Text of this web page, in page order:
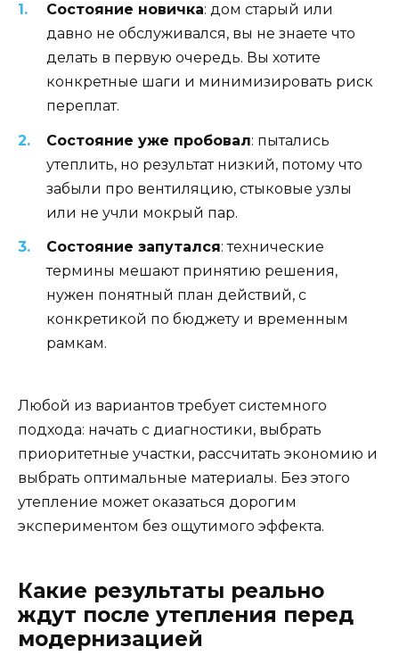
Состояние новичка: дом старый или
давно не обслуживался, вы не знаете что
делать в первую очередь. Вы хотите
конкретные шаги и минимизировать риск
переплат.
Состояние уже пробовал: пытались
утеплить, но результат низкий, потому что
забыли про вентиляцию, стыковые узлы
или не учли мокрый пар.
Состояние запутался: технические
термины мешают принятию решения,
нужен понятный план действий, с
конкретикой по бюджету и временным
рамкам.
Любой из вариантов требует системного
подхода: начать с диагностики, выбрать
приоритетные участки, рассчитать экономию и
выбрать оптимальные материалы. Без этого
утепление может оказаться дорогим
экспериментом без ощутимого эффекта.
Какие результаты реально
ждут после утепления перед
модернизацией